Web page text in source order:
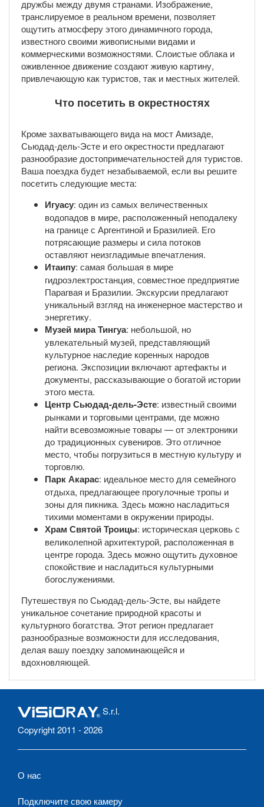
дружбы между двумя странами. Изображение,
транслируемое в реальном времени, позволяет
ощутить атмосферу этого динамичного города,
известного своими живописными видами и
коммерческими возможностями. Слоистые облака и
оживленное движение создают живую картину,
привлечающую как туристов, так и местных жителей.
Что посетить в окрестностях
Кроме захватывающего вида на мост Амизаде,
Сьюдад-дель-Эсте и его окрестности предлагают
разнообразие достопримечательностей для туристов.
Ваша поездка будет незабываемой, если вы решите
посетить следующие места:
Игуасу: один из самых величественных
водопадов в мире, расположенный неподалеку
на границе с Аргентиной и Бразилией. Его
потрясающие размеры и сила потоков
оставляют неизгладимые впечатления.
Итаипу: самая большая в мире
гидроэлектростанция, совместное предприятие
Парагвая и Бразилии. Экскурсии предлагают
уникальный взгляд на инженерное мастерство и
энергетику.
Музей мира Тингуа: небольшой, но
увлекательный музей, представляющий
культурное наследие коренных народов
региона. Экспозиции включают артефакты и
документы, рассказывающие о богатой истории
этого места.
Центр Сьюдад-дель-Эсте: известный своими
рынками и торговыми центрами, где можно
найти всевозможные товары — от электроники
до традиционных сувениров. Это отличное
место, чтобы погрузиться в местную культуру и
торговлю.
Парк Акарас: идеальное место для семейного
отдыха, предлагающее прогулочные тропы и
зоны для пикника. Здесь можно насладиться
тихими моментами в окружении природы.
Храм Святой Троицы: историческая церковь с
великолепной архитектурой, расположенная в
центре города. Здесь можно ощутить духовное
спокойствие и насладиться культурными
богослужениями.
Путешествуя по Сьюдад-дель-Эсте, вы найдете
уникальное сочетание природной красоты и
культурного богатства. Этот регион предлагает
разнообразные возможности для исследования,
делая вашу поездку запоминающейся и
вдохновляющей.
S.r.l.
Copyright 2011 - 2026
О нас
Подключите свою камеру